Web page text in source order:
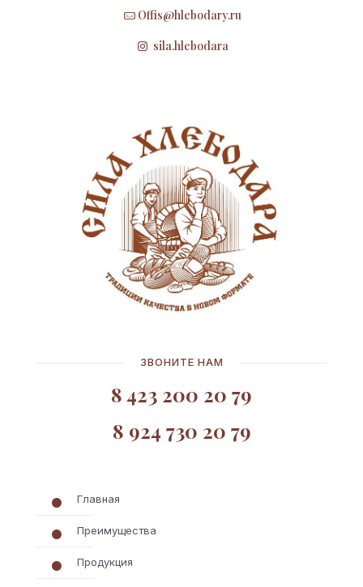
Offis@hlebodary.ru
sila.hlebodara
ЗВОНИТЕ НАМ
8 423 200 20 79
8 924 730 20 79
Главная
Преимущества
Продукция